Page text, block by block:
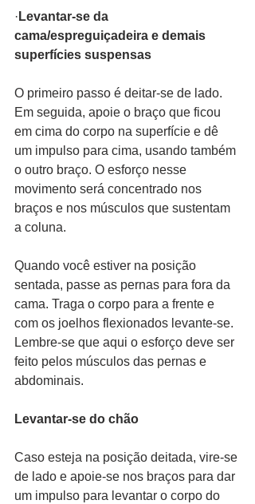
· Levantar-se da
cama/espreguiçadeira e demais
superfícies suspensas
O primeiro passo é deitar-se de lado.
Em seguida, apoie o braço que ficou
em cima do corpo na superfície e dê
um impulso para cima, usando também
o outro braço. O esforço nesse
movimento será concentrado nos
braços e nos músculos que sustentam
a coluna.
Quando você estiver na posição
sentada, passe as pernas para fora da
cama. Traga o corpo para a frente e
com os joelhos flexionados levante-se.
Lembre-se que aqui o esforço deve ser
feito pelos músculos das pernas e
abdominais.
Levantar-se do chão
Caso esteja na posição deitada, vire-se
de lado e apoie-se nos braços para dar
um impulso para levantar o corpo do